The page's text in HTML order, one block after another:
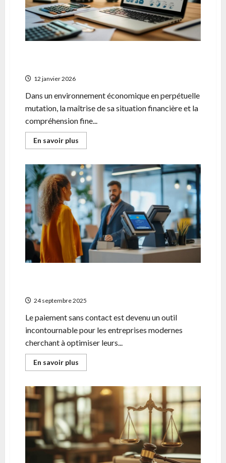
12 janvier 2026
Dans un environnement économique en perpétuelle
mutation, la maîtrise de sa situation financière et la
compréhension fine...
En savoir plus
savoir
Les
analyses
incontournables
pour
optimiser
votre
gestion
d’entreprise
et
de
patrimoine
24 septembre 2025
Le paiement sans contact est devenu un outil
incontournable pour les entreprises modernes
cherchant à optimiser leurs...
En savoir plus
savoir
Les
avantages
du
paiement
sans
contact
pour
les
entreprises
modernes